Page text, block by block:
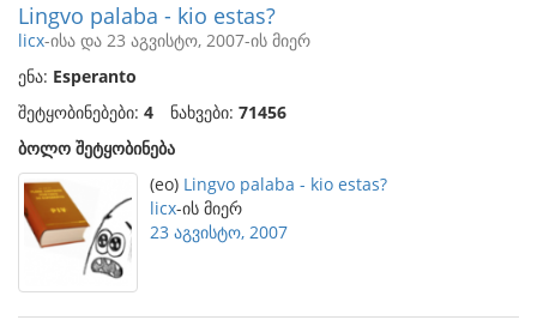
Lingvo palaba - kio estas?
licx-ისა და 23 აგვისტო, 2007-ის მიერ
ენა: Esperanto
შეტყობინებები: 4 ნახვები: 71456
ბოლო შეტყობინება
(eo) Lingvo palaba - kio estas?
licx-ის მიერ
23 აგვისტო, 2007